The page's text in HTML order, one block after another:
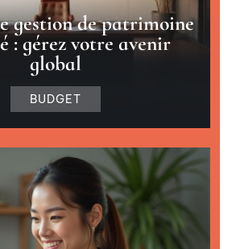
gestion de patrimoine
: gérez votre avenir
global
BUDGET